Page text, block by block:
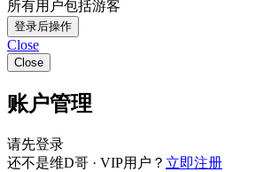
所有用户包括游客
登录后操作
Close
Close
账户管理
请先登录
还不是维D哥 · VIP用户？ 立即注册